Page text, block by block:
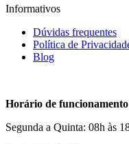
Informativos
Dúvidas frequentes
Política de
Blog
Horário de funcionamento
Segunda a Quinta: 08h às